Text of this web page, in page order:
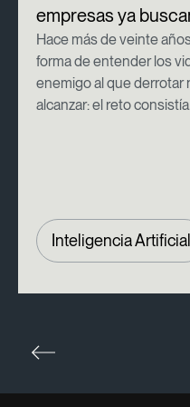
empresas ya
Hace más de veinte
forma de entender los
enemigo al que derrotar
alcanzar: el reto
Inteligencia Artificial